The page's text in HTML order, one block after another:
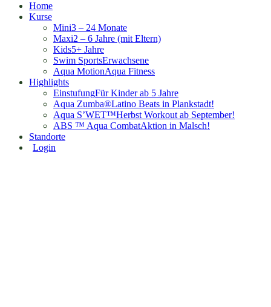
Home
Kurse
Mini3 – 24 Monate
Maxi2 – 6 Jahre (mit Eltern)
Kids5+ Jahre
Swim SportsErwachsene
Aqua MotionAqua Fitness
Highlights
EinstufungFür Kinder ab 5 Jahre
Aqua Zumba®Latino Beats in Plankstadt!
Aqua S’WET™Herbst Workout ab September!
ABS ™ Aqua CombatAktion in Malsch!
Standorte
Login